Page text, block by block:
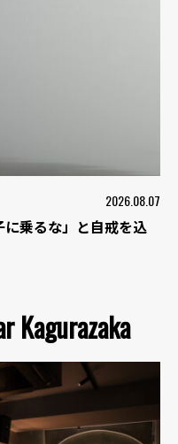
2026.08.07
乗るな」と自戒を込
Kagurazaka